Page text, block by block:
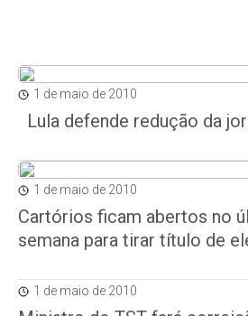
1 de maio de 2010
Lula defende redução da
1 de maio de 2010
Cartórios ficam abertos no
semana para tirar título de
1 de maio de 2010